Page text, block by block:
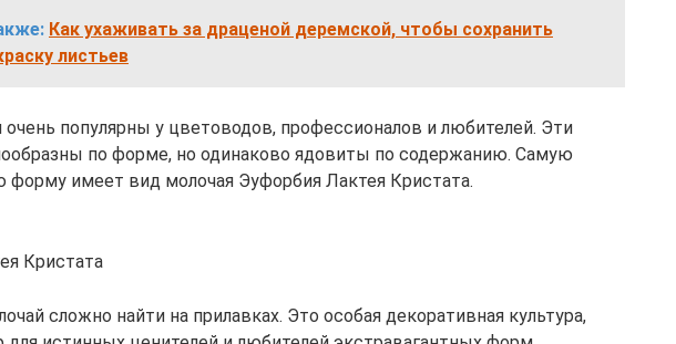
Как ухаживать за драценой деремской, чтобы сохранить
листьев
популярны у цветоводов, профессионалов и любителей. Эти
по форме, но одинаково ядовиты по содержанию. Самую
форму имеет вид молочая Эуфорбия Лактея Кристата.
Кристата
сложно найти на прилавках. Это особая декоративная культура,